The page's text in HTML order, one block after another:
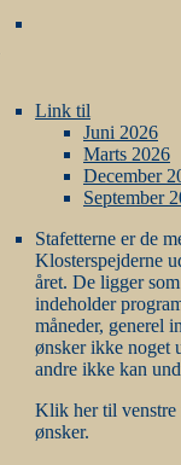
Link til
Juni 2026
Marts 2026
December
September
Stafetterne er de
Klosterspejderne
året. De ligger
indeholder
måneder, generel
ønsker ikke noget
andre ikke kan
Klik her til venstre
ønsker.